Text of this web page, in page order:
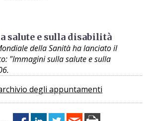
salute e sulla disabilità
della Sanità ha lanciato il
"Immagini sulla salute e sulla
degli appuntamenti